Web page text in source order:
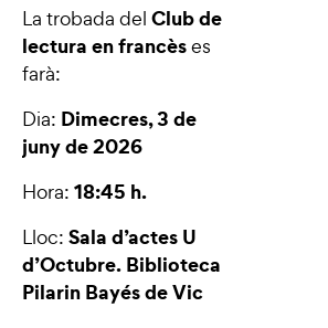
La trobada del Club de
lectura en francèses
farà:
Dia: Dimecres, 3 de
juny de 2026
Hora: 18:45 h.
Lloc: Sala d’actes U
d’Octubre. Biblioteca
Pilarin Bayés de Vic